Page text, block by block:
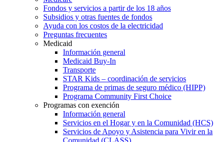
Fondos y servicios a partir de los 18 años
Subsidios y otras fuentes de fondos
Ayuda con los costos de la electricidad
Preguntas frecuentes
Medicaid
Información general
Medicaid Buy-In
Transporte
STAR Kids – coordinación de servicios
Programa de primas de seguro médico (HIPP)
Programa Community First Choice
Programas con exención
Información general
Servicios en el Hogar y en la Comunidad (HCS)
Servicios de Apoyo y Asistencia para Vivir en la
Comunidad (CLASS)